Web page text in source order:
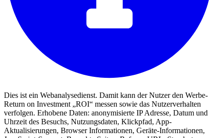
Dies ist ein Webanalysedienst. Damit kann der Nutzer den Werbe-
Return on Investment „ROI“ messen sowie das Nutzerverhalten
verfolgen. Erhobene Daten: anonymisierte IP Adresse, Datum und
Uhrzeit des Besuchs, Nutzungsdaten, Klickpfad, App-
Aktualisierungen, Browser Informationen, Geräte-Informationen,